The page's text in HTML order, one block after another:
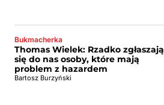
Bukmacherka
Thomas Wielek: Rzadko zgłaszają
się do nas osoby, które mają
problem z hazardem
Bartosz Burzyński